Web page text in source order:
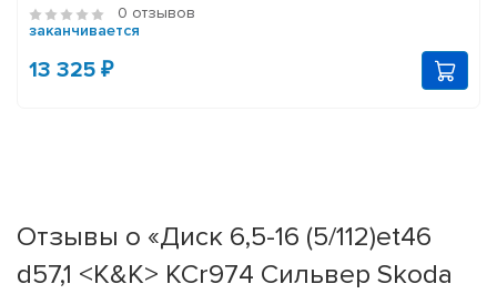
0 отзывов
заканчивается
13 325 ₽
Отзывы о «Диск 6,5-16 (5/112)et46
d57,1 <K&K> КСr974 Сильвер Skoda